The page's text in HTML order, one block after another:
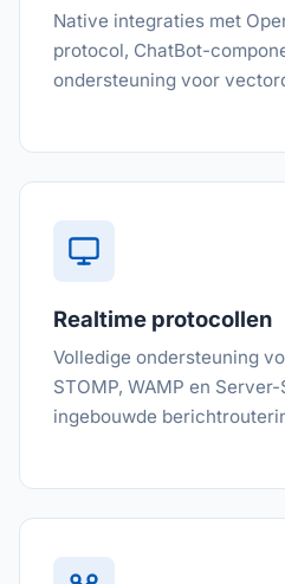
Native integraties met
protocol, ChatBot-
ondersteuning voor
Realtime protocollen
Volledige ondersteuning
STOMP, WAMP en
ingebouwde